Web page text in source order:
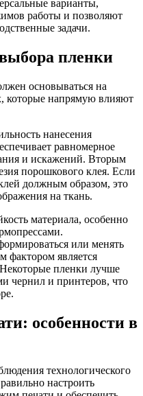
варианты,
работы и позволяют
задачи.
пленки
основываться на
которые напрямую влияют
нанесения
равномерное
и искажений. Вторым
порошкового клея. Если
должным образом, это
на ткань.
материала, особенно
или менять
фактором является
пленки лучше
чернил и принтеров, что
особенности в
технологического
настроить